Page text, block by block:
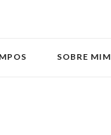
SOBRE MIM